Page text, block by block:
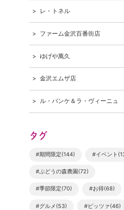
レ・トネル
ファーム金沢百番街店
ゆげや萬久
金沢エムザ店
ル・バンケ＆ラ・ヴィーニュ
タグ
#期間限定(144) #イベント
#ぶどうの森農園(72)
#季節限定(70) #お得(68)
#グルメ(53) #ピッツァ(46)